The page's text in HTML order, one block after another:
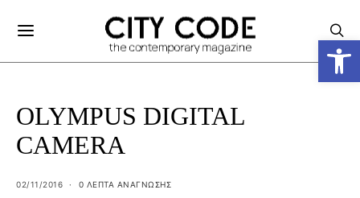
OLYMPUS DIGITAL
CAMERA
02/11/2016 0 ΛΕΠΤΑ ΑΝΆΓΝΩΣΗΣ